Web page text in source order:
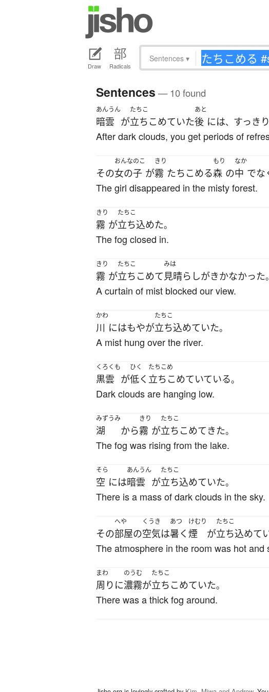
Draw Radicals
Sentences ▾
Sentences — 10 found
あんうん
暗雲 が
たちこ
立ちこめていた
あと
後 には、 すっき
After dark clouds, you get periods of
その
おんなのこ
女の子 が
きり
霧 たちこめる
もり
森 の
なか
中 でな
The girl disappeared in the misty forest.
きり
霧 が
たちこ
立ち込めた。
The fog closed in.
きり
霧 が
たちこ
立ちこめて
みは
見晴らしがきかなかった。
A curtain of mist blocked our view.
かわ
川 にはもやが
たちこ
立ち込めていた。
A mist hung over the river.
くろくも
黒雲 が
ひく
低く
たちこめ
立ちこめていている。
Dark clouds are hanging low.
みずうみ
湖 から
きり
霧 が
たちこ
立ちこめて きた。
The fog was rising from the lake.
そら
空 には
あんうん
暗雲 が
たちこ
立ち込めていた。
There is a mass of dark clouds in the sky.
その
へや
部屋の
くうき
空気は
あつ
暑く
けむり
煙 が
たちこ
立ち込めて
The atmosphere in the room was hot and
まわ
周り に
のうむ
濃霧が
たちこ
立ちこめていた。
There was a thick fog around.